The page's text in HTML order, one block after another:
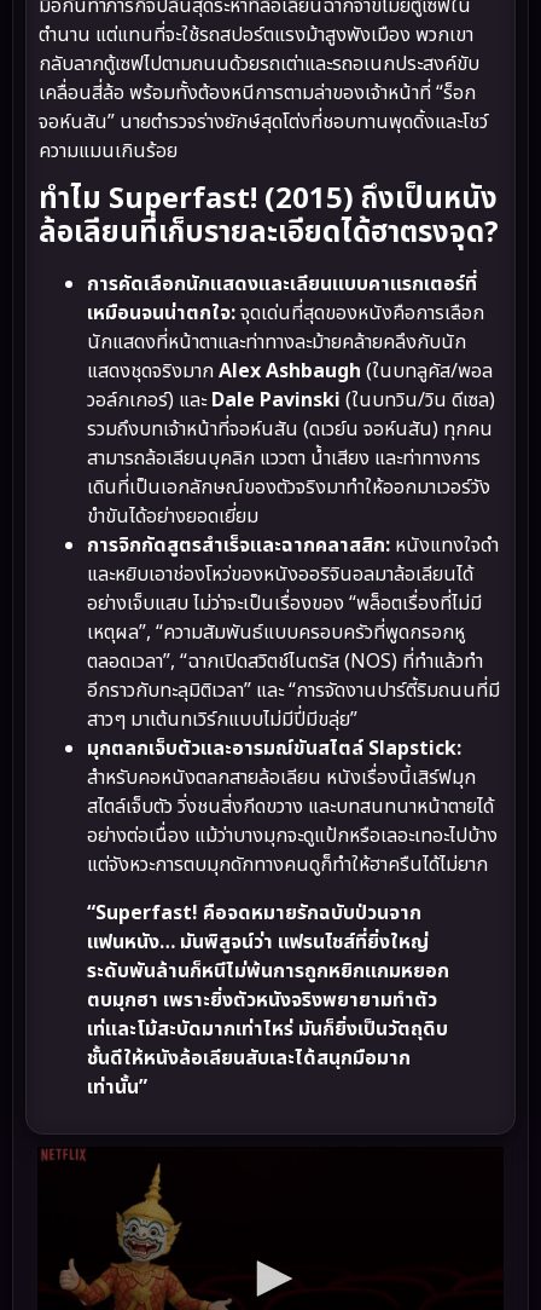
มือกันทำภารกิจปล้นสุดระห่ำที่ล้อเลียนฉากจำขโมยตู้เซฟใน
ตำนาน แต่แทนที่จะใช้รถสปอร์ตแรงม้าสูงพังเมือง พวกเขา
กลับลากตู้เซฟไปตามถนนด้วยรถเต่าและรถอเนกประสงค์ขับ
เคลื่อนสี่ล้อ พร้อมทั้งต้องหนีการตามล่าของเจ้าหน้าที่ “ร็อก
จอห์นสัน” นายตำรวจร่างยักษ์สุดโต่งที่ชอบทานพุดดิ้งและโชว์
ความแมนเกินร้อย
ทำไม Superfast! (2015) ถึงเป็นหนัง
ล้อเลียนที่เก็บรายละเอียดได้ฮาตรงจุด?
การคัดเลือกนักแสดงและเลียนแบบคาแรกเตอร์ที่
เหมือนจนน่าตกใจ:จุดเด่นที่สุดของหนังคือการเลือก
นักแสดงที่หน้าตาและท่าทางละม้ายคล้ายคลึงกับนัก
แสดงชุดจริงมากAlex Ashbaugh (ในบทลูคัส/พอล
วอล์กเกอร์) และDale Pavinski (ในบทวิน/วิน ดีเซล)
รวมถึงบทเจ้าหน้าที่จอห์นสัน (ดเวย์น จอห์นสัน) ทุกคน
สามารถล้อเลียนบุคลิก แววตา น้ำเสียง และท่าทางการ
เดินที่เป็นเอกลักษณ์ของตัวจริงมาทำให้ออกมาเวอร์วัง
ขำขันได้อย่างยอดเยี่ยม
การจิกกัดสูตรสำเร็จและฉากคลาสสิก: หนังแทงใจดำ
และหยิบเอาช่องโหว่ของหนังออริจินอลมาล้อเลียนได้
อย่างเจ็บแสบ ไม่ว่าจะเป็นเรื่องของ “พล็อตเรื่องที่ไม่มี
เหตุผล”, “ความสัมพันธ์แบบครอบครัวที่พูดกรอกหู
ตลอดเวลา”, “ฉากเปิดสวิตช์ไนตรัส (NOS) ที่ทำแล้วทำ
อีกราวกับทะลุมิติเวลา” และ “การจัดงานปาร์ตี้ริมถนนที่มี
สาวๆ มาเต้นทเวิร์กแบบไม่มีปี่มีขลุ่ย”
มุกตลกเจ็บตัวและอารมณ์ขันสไตล์ Slapstick:
สำหรับคอหนังตลกสายล้อเลียน หนังเรื่องนี้เสิร์ฟมุก
สไตล์เจ็บตัว วิ่งชนสิ่งกีดขวาง และบทสนทนาหน้าตายได้
อย่างต่อเนื่อง แม้ว่าบางมุกจะดูแป้กหรือเลอะเทอะไปบ้าง
แต่จังหวะการตบมุกดักทางคนดูก็ทำให้ฮาครืนได้ไม่ยาก
“Superfast! คือจดหมายรักฉบับป่วนจาก
แฟนหนัง… มันพิสูจน์ว่า แฟรนไชส์ที่ยิ่งใหญ่
ระดับพันล้านก็หนีไม่พ้นการถูกหยิกแกมหยอก
ตบมุกฮา เพราะยิ่งตัวหนังจริงพยายามทำตัว
เท่และโม้สะบัดมากเท่าไหร่ มันก็ยิ่งเป็นวัตถุดิบ
ชั้นดีให้หนังล้อเลียนสับเละได้สนุกมือมาก
เท่านั้น”